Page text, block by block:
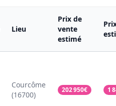
Lieu
Prix de
vente
estimé
Courcôme
(16700)
202 950€ 1